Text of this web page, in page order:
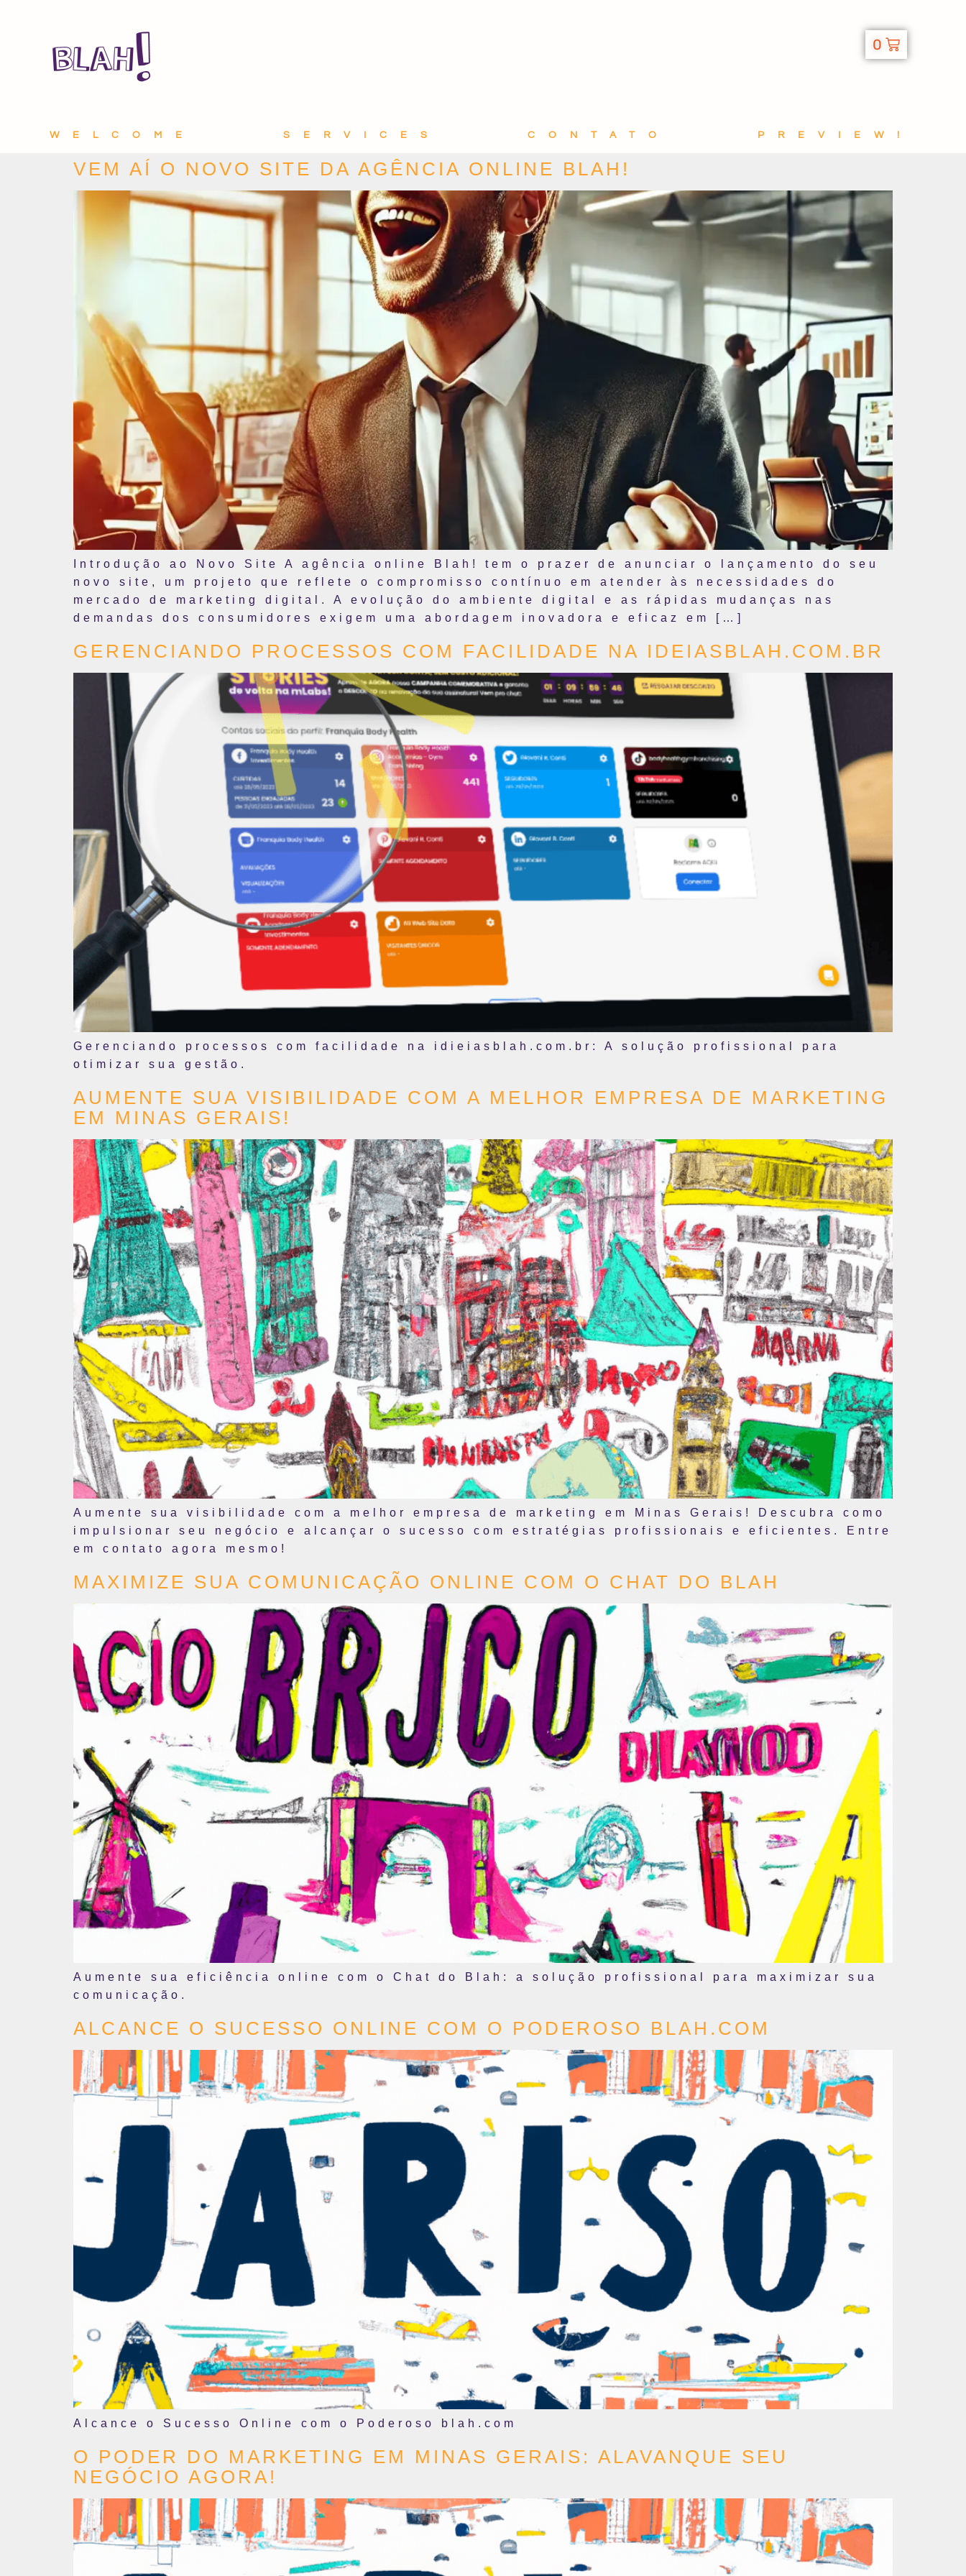
0
WELCOME SERVICES CONTATO PREVIEW!
VEM AÍ O NOVO SITE DA AGÊNCIA ONLINE BLAH!
Introdução ao Novo Site A agência online Blah! tem o prazer de anunciar o lançamento do seu
novo site, um projeto que reflete o compromisso contínuo em atender às necessidades do
mercado de marketing digital. A evolução do ambiente digital e as rápidas mudanças nas
demandas dos consumidores exigem uma abordagem inovadora e eficaz em […]
GERENCIANDO PROCESSOS COM FACILIDADE NA IDEIASBLAH.COM.BR
Gerenciando processos com facilidade na idieiasblah.com.br: A solução profissional para
otimizar sua gestão.
AUMENTE SUA VISIBILIDADE COM A MELHOR EMPRESA DE MARKETING
EM MINAS GERAIS!
Aumente sua visibilidade com a melhor empresa de marketing em Minas Gerais! Descubra como
impulsionar seu negócio e alcançar o sucesso com estratégias profissionais e eficientes. Entre
em contato agora mesmo!
MAXIMIZE SUA COMUNICAÇÃO ONLINE COM O CHAT DO BLAH
Aumente sua eficiência online com o Chat do Blah: a solução profissional para maximizar sua
comunicação.
ALCANCE O SUCESSO ONLINE COM O PODEROSO BLAH.COM
Alcance o Sucesso Online com o Poderoso blah.com
O PODER DO MARKETING EM MINAS GERAIS: ALAVANQUE SEU
NEGÓCIO AGORA!